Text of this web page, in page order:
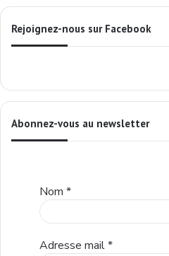
Rejoignez-nous sur Facebook
Abonnez-vous au newsletter
Nom *
Adresse mail*